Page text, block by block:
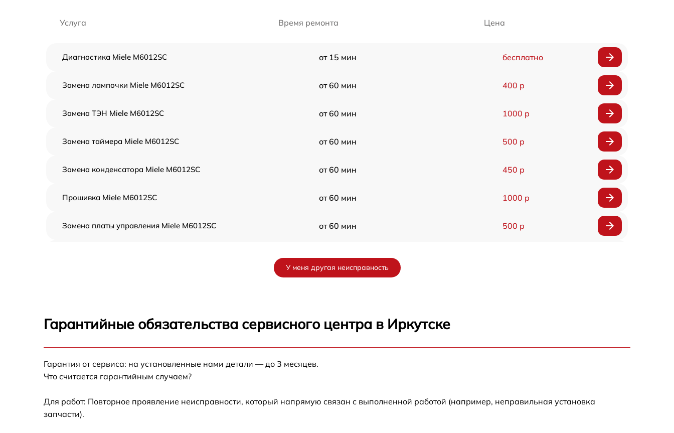
Услуга Время ремонта Цена
Диагностика Miele M6012SC от 15 мин бесплатно
Замена лампочки Miele M6012SC от 60 мин 400 р
Замена ТЭН Miele M6012SC от 60 мин 1000 р
Замена таймера Miele M6012SC от 60 мин 500 р
Замена конденсатора Miele M6012SC от 60 мин 450 р
Прошивка Miele M6012SC от 60 мин 1000 р
Замена платы управления Miele M6012SC от 60 мин 500 р
Ремонт волновода Miele M6012SC
M6012SC
У меня другая неисправность
Гарантийные обязательства сервисного центра в Иркутске
Гарантия от сервиса: на установленные нами детали — до 3 месяцев.
Что считается гарантийным случаем?
Для работ: Повторное проявление неисправности, который напрямую связан с выполненной работой (например, неправильная установка
запчасти).